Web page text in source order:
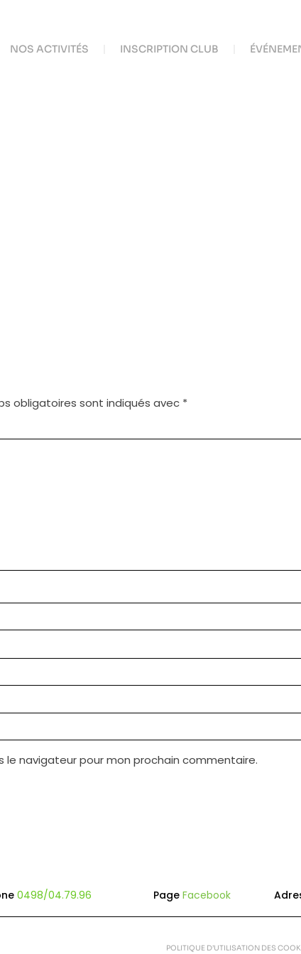
NOS ACTIVITÉS INSCRIPTION CLUB
obligatoires sont indiqués avec *
navigateur pour mon prochain commentaire.
0498/04.79.96 Page Facebook
POLITIQUE D’UTILISATION DES